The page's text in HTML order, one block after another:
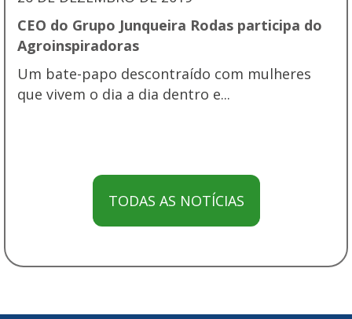
CEO do Grupo Junqueira Rodas participa do
Agroinspiradoras
Um bate-papo descontraído com mulheres
que vivem o dia a dia dentro e...
TODAS AS NOTÍCIAS